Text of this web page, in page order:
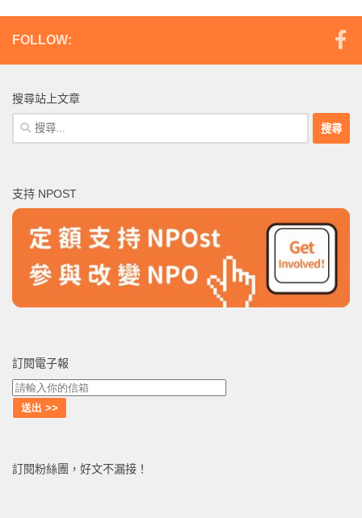
FOLLOW:
搜尋站上文章
搜
尋
字:
支持 NPOST
訂閱電子報
訂閱粉絲團，好文不漏接！